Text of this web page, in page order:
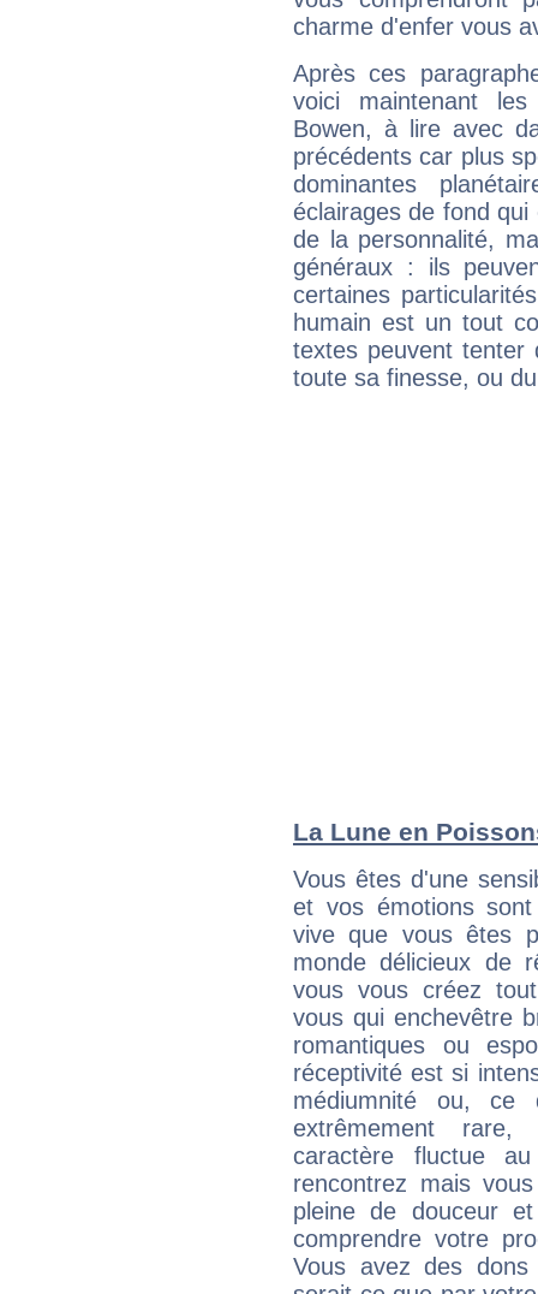
charme d'enfer vous
Après ces
voici maintenant
Bowen, à lire avec
précédents car plus
dominantes
éclairages de fond
de la personnalité,
généraux : ils
certaines
humain est un tout
textes peuvent tenter
toute sa finesse, ou
La Lune en
Vous êtes d'une
et vos émotions
vive que vous êtes
monde délicieux de
vous vous créez
vous qui enchevêtre
romantiques ou
réceptivité est si
médiumnité ou,
extrêmement
caractère fluctue
rencontrez mais
pleine de douceur
comprendre votre
Vous avez des